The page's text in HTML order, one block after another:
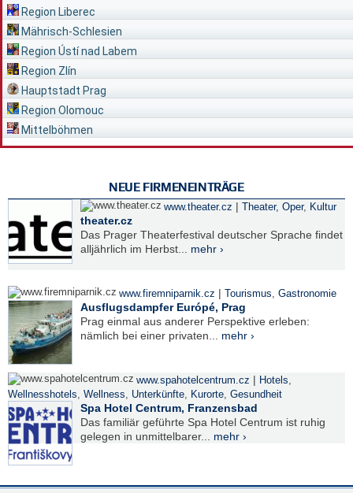
Region Liberec
Mährisch-Schlesien
Region Ústí nad Labem
Region Zlín
Hauptstadt Prag
Region Olomouc
Mittelböhmen
NEUE FIRMENEINTRÄGE
www.theater.cz | Theater, Oper, Kultur
theater.cz
Das Prager Theaterfestival deutscher Sprache findet
alljährlich im Herbst... mehr ›
www.firemniparnik.cz | Tourismus, Gastronomie
Ausflugsdampfer Európé, Prag
Prag einmal aus anderer Perspektive erleben:
nämlich bei einer privaten... mehr ›
www.spahotelcentrum.cz | Hotels,
Wellnesshotels, Wellness, Unterkünfte, Kurorte, Gesundheit
Spa Hotel Centrum, Franzensbad
Das familiär geführte Spa Hotel Centrum ist ruhig
gelegen in unmittelbarer... mehr ›